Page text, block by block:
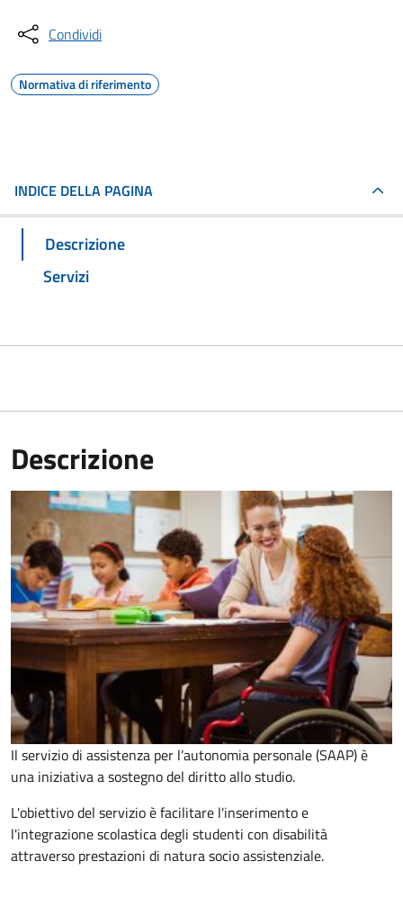
Condividi
Normativa di riferimento
INDICE DELLA PAGINA
Descrizione
Servizi
Descrizione
Il servizio di assistenza per l’autonomia personale (SAAP) è
una iniziativa a sostegno del diritto allo studio.
L'obiettivo del servizio è facilitare l'inserimento e
l'integrazione scolastica degli studenti con disabilità
attraverso prestazioni di natura socio assistenziale.